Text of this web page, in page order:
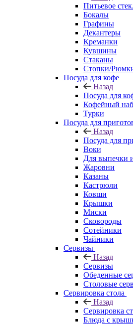
Питьевое
Бокалы
Графины
Декантеры
Креманки
Кувшины
Стаканы
Стопки/
Посуда для кофе
Назад
Посуда для
Кофейный
Турки
Посуда для
Назад
Посуда для
Воки
Для выпечки
Жаровни
Казаны
Кастрюли
Ковши
Крышки
Миски
Сковороды
Сотейники
Чайники
Сервизы
Назад
Сервизы
Обеденные
Столовые
Сервировка стола
Назад
Сервировка
Блюда с